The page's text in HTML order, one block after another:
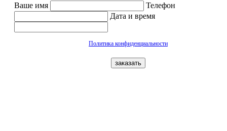
Ваше имя
Телефон
Дата и время
Политика конфиденциальности
заказать